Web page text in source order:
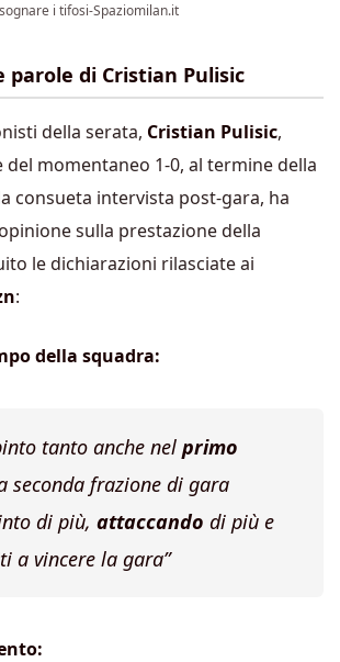
i tifosi-Spaziomilan.it
parole di Cristian Pulisic
della serata, Cristian Pulisic,
momentaneo 1-0, al termine della
consueta intervista post-gara, ha
sulla prestazione della
le dichiarazioni rilasciate ai
:
della squadra:
tanto anche nel primo
seconda frazione di gara
di più, attaccando di più e
a vincere la gara”